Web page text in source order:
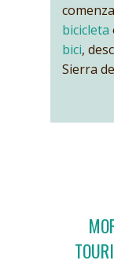
bicicleta
bici,
Sierra